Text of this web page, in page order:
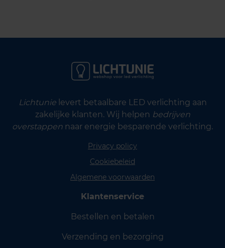
Lichtunielevert betaalbare LED verlichting aan
zakelijke klanten. Wij helpen bedrijven
overstappen naar energie besparende verlichting.
Privacy policy
Cookiebeleid
Algemene voorwaarden
Klantenservice
Bestellen en betalen
Verzending en bezorging